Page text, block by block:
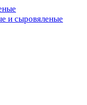
и сыровяленые